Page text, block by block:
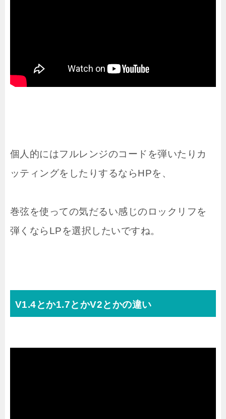
個人的にはフルレンジのコードを弾いたりカ
ッティングをしたりするならHPを、
巻弦を使っての気だるい感じのロックリフを
弾くならLPを選択したいですね。
V1.4とか1.7とかV2とかの違い